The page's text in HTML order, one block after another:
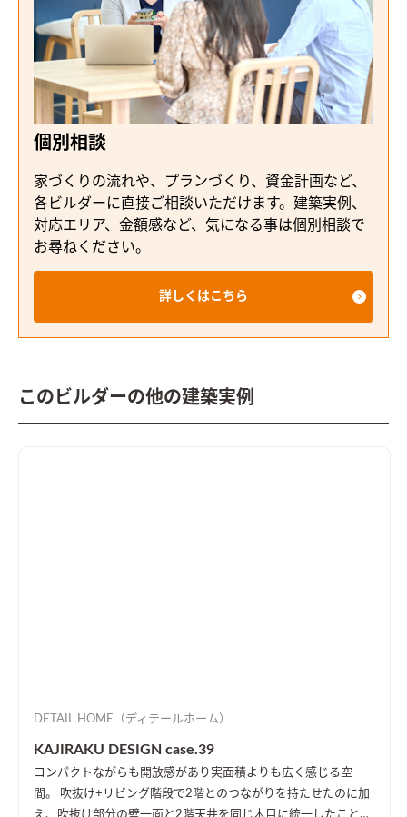
個別相談
家づくりの流れや、プランづくり、資金計画など、
各ビルダーに直接ご相談いただけます。建築実例、
対応エリア、金額感など、気になる事は個別相談で
お尋ねください。
詳しくはこちら
このビルダーの他の建築実例
DETAIL HOME（ディテールホーム）
KAJIRAKU DESIGN case.39
コンパクトながらも開放感があり実面積よりも広く感じる空
間。 吹抜け+リビング階段で2階とのつながりを持たせたのに加
え、吹抜け部分の壁一面と2階天井を同じ木目に統一したことに